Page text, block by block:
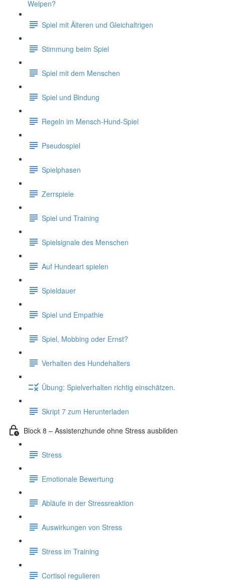
Welpen?
Spiel mit Älteren und Gleichaltrigen
Stimmung beim Spiel
Spiel mit dem Menschen
Spiel und Bindung
Regeln im Mensch-Hund-Spiel
Pseudospiel
Spielphasen
Zerrspiele
Spiel und Training
Spielsignale des Menschen
Auf Hundeart spielen
Spieldauer
Spiel und Empathie
Spiel, Mobbing oder Ernst?
Verhalten des Hundehalters
Übung: Spielverhalten richtig einschätzen.
Skript 7 zum Herunterladen
Block 8 – Assistenzhunde ohne Stress ausbilden
Stress
Emotionale Bewertung
Abläufe in der Stressreaktion
Auswirkungen von Stress
Stress im Training
Cortisol regulieren